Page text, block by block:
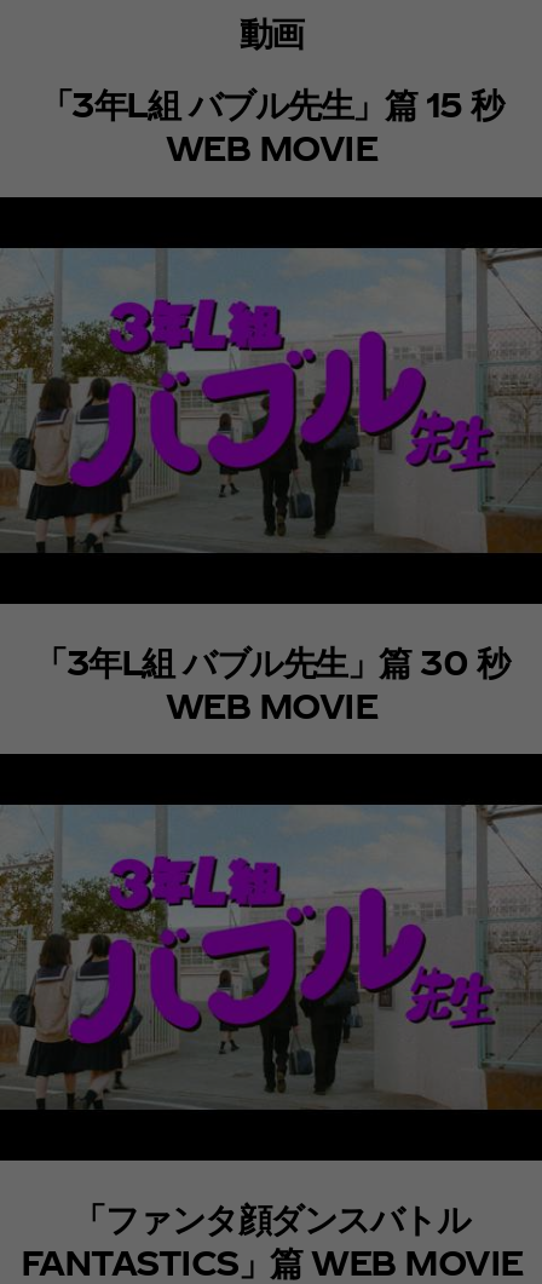
動画
「3年L組 バブル先生」篇 15 秒
WEB MOVIE
「3年L組 バブル先生」篇 30 秒
WEB MOVIE
「ファンタ顔ダンスバトル
FANTASTICS」篇 WEB MOVIE